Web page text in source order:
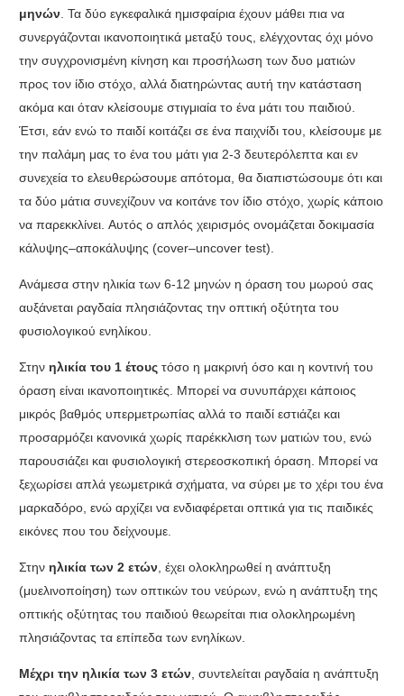
μηνών Τα δύο εγκεφαλικά ημισφαίρια έχουν μάθει πια να
συνεργάζονται ικανοποιητικά μεταξύ τους ελέγχοντας όχι μόνο
την συγχρονισμένη κίνηση και προσήλωση των δυο ματιών
προς τον ίδιο στόχο αλλά διατηρώντας αυτή την κατάσταση
ακόμα και όταν κλείσουμε στιγμιαία το ένα μάτι του παιδιού
Έτσι εάν ενώ το παιδί κοιτάζει σε ένα παιχνίδι του
κλείσουμε με
την παλάμη μας το ένα του μάτι για 2-3 δευτερόλεπτα και εν
συνεχεία το ελευθερώσουμε απότομα θα διαπιστώσουμε ότι και
τα δύο μάτια συνεχίζουν να κοιτάνε τον ίδιο στόχο χωρίς κάποιο
να παρεκκλίνει Αυτός ο απλός χειρισμός ονομάζεται δοκιμασία
κάλυψης–αποκάλυψης (cover–uncover test).
Ανάμεσα στην ηλικία των 6-12 μηνών η όραση του μωρού σας
αυξάνεται ραγδαία πλησιάζοντας την οπτική οξύτητα του
φυσιολογικού ενηλίκου
Στην ηλικία του 1 έτους τόσο η μακρινή όσο και η κοντινή του
όραση είναι ικανοποιητικές
Μπορεί να συνυπάρχει κάποιος
μικρός βαθμός υπερμετρωπίας αλλά το παιδί εστιάζει και
προσαρμόζει κανονικά χωρίς παρέκκλιση των ματιών του ενώ
παρουσιάζει και φυσιολογική στερεοσκοπική όραση
Μπορεί να
ξεχωρίσει απλά γεωμετρικά σχήματα να σύρει με το χέρι του ένα
μαρκαδόρο ενώ αρχίζει να ενδιαφέρεται οπτικά για τις παιδικές
εικόνες που του δείχνουμε
Στην ηλικία των 2 ετών έχει ολοκληρωθεί η ανάπτυξη
(μυελινοποίηση) των οπτικών του νεύρων ενώ η ανάπτυξη της
οπτικής οξύτητας του παιδιού θεωρείται πια ολοκληρωμένη
πλησιάζοντας τα επίπεδα των ενηλίκων
Μέχρι την ηλικία των 3 ετών συντελείται ραγδαία η ανάπτυξη